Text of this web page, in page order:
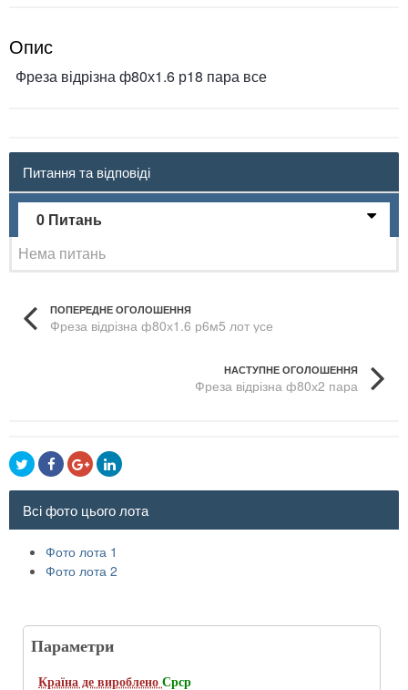
Опис
Фреза відрізна ф80х1.6 р18 пара все
Питання та відповіді
0 Питань
Нема питань
ПОПЕРЕДНЕ ОГОЛОШЕННЯ
Фреза відрізна ф80х1.6 р6м5 лот усе
НАСТУПНЕ ОГОЛОШЕННЯ
Фреза відрізна ф80х2 пара
Всі фото цього лота
Фото лота 1
Фото лота 2
Параметри
Країна де вироблено Срср